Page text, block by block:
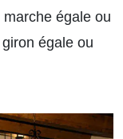
égale ou
égale ou